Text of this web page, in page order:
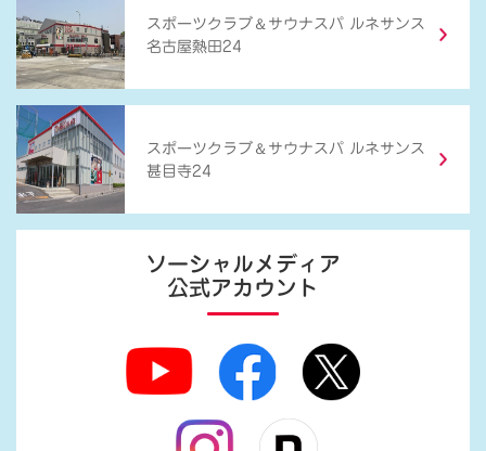
スポーツクラブ ＆ サウナスパ ルネサンス
名古屋熱田24
スポーツクラブ ＆ サウナスパ ルネサンス
甚目寺24
ソーシャルメディア
公式アカウント